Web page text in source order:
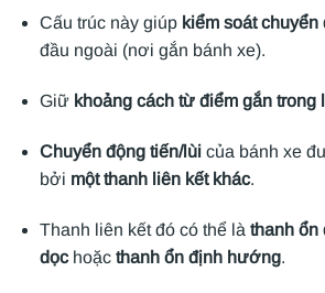
Cấu trúc này giúp kiểm soát
đầu ngoài (nơi gắn bánh xe).
Giữ khoảng cách từ điểm gắn trong
Chuyển động tiến/lùicủa bánh xe
bởi một thanh liên kết khác.
Thanh liên kết đó có thể là thanh ổn
dọchoặc thanh ổn định hướng.